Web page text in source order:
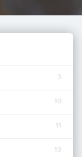
3
10
11
13